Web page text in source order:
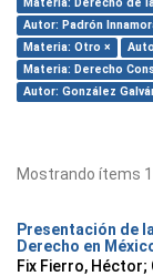
Autor: Padrón
Materia: Otro ×
Materia: Derecho
Autor: González
Mostrando ítems
Presentación de
Derecho en
Fix Fierro, Héctor;